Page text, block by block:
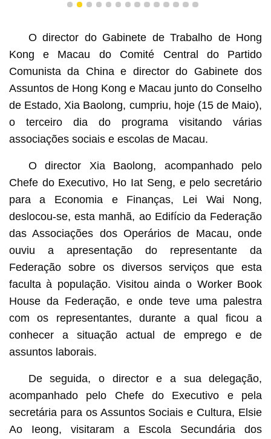
1 2 3 4 5 6 7 8 9 1011121314
O director do Gabinete de Trabalho de Hong
Kong e Macau do Comité Central do Partido
Comunista da China e director do Gabinete dos
Assuntos de Hong Kong e Macau junto do Conselho
de Estado, Xia Baolong, cumpriu, hoje (15 de Maio),
o terceiro dia do programa visitando várias
associações sociais e escolas de Macau.
O director Xia Baolong, acompanhado pelo
Chefe do Executivo, Ho Iat Seng, e pelo secretário
para a Economia e Finanças, Lei Wai Nong,
deslocou-se, esta manhã, ao Edifício da Federação
das Associações dos Operários de Macau, onde
ouviu a apresentação do representante da
Federação sobre os diversos serviços que esta
faculta à população. Visitou ainda o Worker Book
House da Federação, e onde teve uma palestra
com os representantes, durante a qual ficou a
conhecer a situação actual de emprego e de
assuntos laborais.
De seguida, o director e a sua delegação,
acompanhado pelo Chefe do Executivo e pela
secretária para os Assuntos Sociais e Cultura, Elsie
Ao Ieong, visitaram a Escola Secundária dos